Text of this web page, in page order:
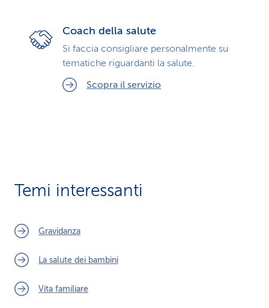
Coach della salute
Si faccia consigliare personalmente su
tematiche riguardanti la salute.
Scopra il servizio
Temi interessanti
Gravidanza
La salute dei bambini
Vita familiare